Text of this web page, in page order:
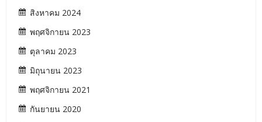
สิงหาคม 2024
พฤศจิกายน 2023
ตุลาคม 2023
มิถุนายน 2023
พฤศจิกายน 2021
กันยายน 2020